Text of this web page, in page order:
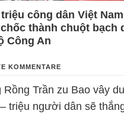
công dân Việt Nam
thành chuột bạch
Công An
KOMMENTARE
Rồng Trần zu Bao vây
triệu người dân sẽ